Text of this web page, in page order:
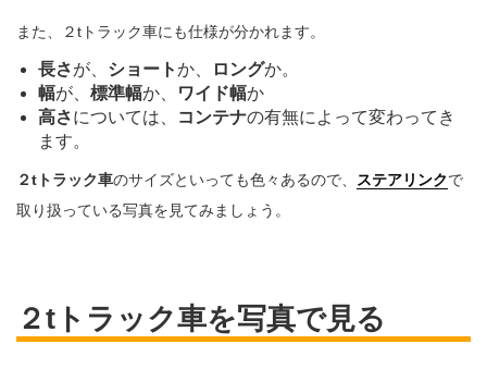
また、２tトラック車にも仕様が分かれます。
長さが、 ショートか、 ロングか。
幅が、 標準幅か、 ワイド幅か
高さについては、 コンテナの有無によって変わってき
ます。
２tトラック車のサイズといっても色々あるので、 ステアリンクで
取り扱っている写真を見てみましょう。
２tトラック車を写真で見る